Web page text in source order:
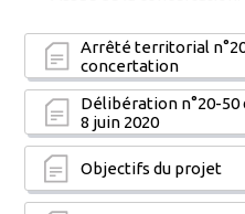
Arrêté territorial
concertation
Délibération n°20-
8 juin 2020
Objectifs du projet